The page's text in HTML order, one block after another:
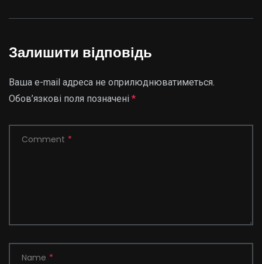
Залишити відповідь
Ваша e-mail адреса не оприлюднюватиметься.
Обов’язкові поля позначені *
Comment *
Name *